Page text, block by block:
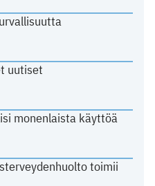
uutiset
monenlaista käyttöä
toimii